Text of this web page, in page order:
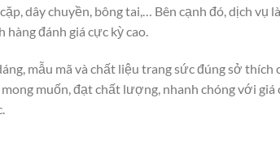
dây chuyền, bông tai,… Bên cạnh đó, dịch vụ
đánh giá cực kỳ cao.
mẫu mã và chất liệu trang sức đúng sở thích
muốn, đạt chất lượng, nhanh chóng với giá